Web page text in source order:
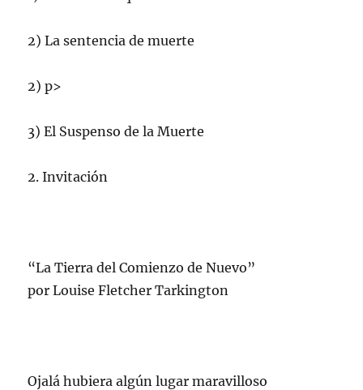
2) La sentencia de muerte
2) p>
3) El Suspenso de la Muerte
2. Invitación
“La Tierra del Comienzo de Nuevo”
por Louise Fletcher Tarkington
Ojalá hubiera algún lugar maravilloso